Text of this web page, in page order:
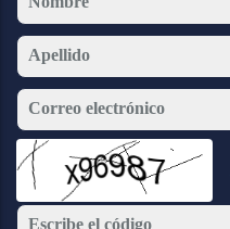
Apellido
Correo electrónico
Escribe el código